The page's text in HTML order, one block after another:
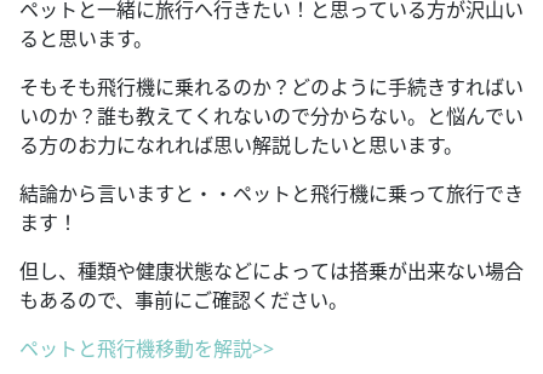
ペットと一緒に旅行へ行きたい！と思っている方が沢山い
ると思います。
そもそも飛行機に乗れるのか？どのように手続きすればい
いのか？誰も教えてくれないので分からない。と悩んでい
る方のお力になれれば思い解説したいと思います。
結論から言いますと・・ペットと飛行機に乗って旅行でき
ます！
但し、種類や健康状態などによっては搭乗が出来ない場合
もあるので、事前にご確認ください。
ペットと飛行機移動を解説>>